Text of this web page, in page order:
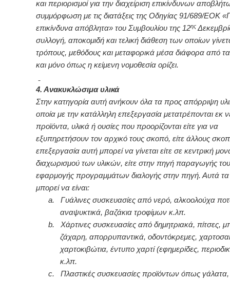
και περιορισμοί για την διαχείριση επικίνδυνων
συμμόρφωση με τις διατάξεις της Οδηγίας 91/689/ΕΟΚ
επικίνδυνα απόβλητα» του Συμβουλίου της 12ης
συλλογή, αποκομιδή και τελική διάθεση των οποίων
τρόπους, μεθόδους και μεταφορικά μέσα διάφορα από
και μόνο όπως η κείμενη νομοθεσία ορίζει.
4. Ανακυκλώσιμα υλικά
Στην κατηγορία αυτή ανήκουν όλα τα προς απόρριψη
οποία με την κατάλληλη επεξεργασία μετατρέπονται εκ
προϊόντα, υλικά ή ουσίες που προορίζονται είτε για να
εξυπηρετήσουν τον αρχικό τους σκοπό, είτε άλλους
επεξεργασία αυτή μπορεί να γίνεται είτε σε κεντρική
διαχωρισμού των υλικών, είτε στην πηγή παραγωγής
εφαρμογής προγραμμάτων διαλογής στην πηγή. Αυτά τα
μπορεί να είναι:
a.
Γυάλινες συσκευασίες από νερό, αλκοολούχα
αναψυκτικά, βαζάκια τροφίμων κ.λπ.
b.
Χάρτινες συσκευασίες από δημητριακά, πίτσες,
ζάχαρη, απορρυπαντικά, οδοντόκρεμες,
χαρτοκιβώτια, έντυπο χαρτί (εφημερίδες,
κ.λπ.
c.
Πλαστικές συσκευασίες προϊόντων όπως γάλατα,